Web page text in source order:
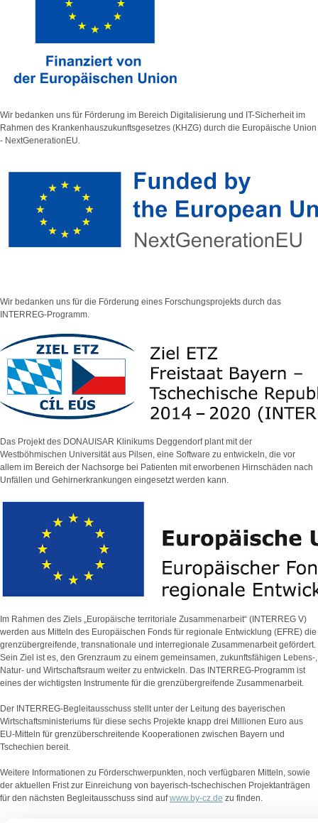
Wir bedanken uns für Förderung im Bereich Digitalisierung und IT-Sicherheit im
Rahmen des Krankenhauszukunftsgesetzes (KHZG) durch die Europäische Union
- NextGenerationEU.
Wir bedanken uns für die Förderung eines Forschungsprojekts durch das
INTERREG-Programm.
Das Projekt des DONAUISAR Klinikums Deggendorf plant mit der
Westböhmischen Universität aus Pilsen, eine Software zu entwickeln, die vor
allem im Bereich der Nachsorge bei Patienten mit erworbenen Hirnschäden nach
Unfällen und Gehirnerkrankungen eingesetzt werden kann.
Im Rahmen des Ziels „Europäische territoriale Zusammenarbeit“ (INTERREG V)
werden aus Mitteln des Europäischen Fonds für regionale Entwicklung (EFRE) die
grenzübergreifende, transnationale und interregionale Zusammenarbeit gefördert.
Sein Ziel ist es, den Grenzraum zu einem gemeinsamen, zukunftsfähigen Lebens-,
Natur- und Wirtschaftsraum weiter zu entwickeln. Das INTERREG-Programm ist
eines der wichtigsten Instrumente für die grenzübergreifende Zusammenarbeit.
Der INTERREG-Begleitausschuss stellt unter der Leitung des bayerischen
Wirtschaftsministeriums für diese sechs Projekte knapp drei Millionen Euro aus
EU-Mitteln für grenzüberschreitende Kooperationen zwischen Bayern und
Tschechien bereit.
Weitere Informationen zu Förderschwerpunkten, noch verfügbaren Mitteln, sowie
der aktuellen Frist zur Einreichung von bayerisch-tschechischen Projektanträgen
für den nächsten Begleitausschuss sind aufwww.by-cz.de zu finden.